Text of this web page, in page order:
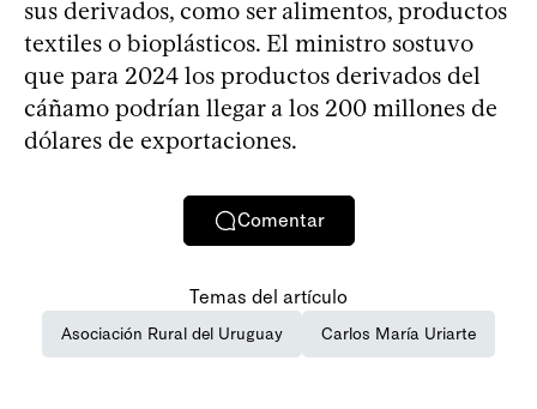
sus derivados, como ser alimentos, productos
textiles o bioplásticos. El ministro sostuvo
que para 2024 los productos derivados del
cáñamo podrían llegar a los 200 millones de
dólares de exportaciones.
Comentar
Temas del artículo
Asociación Rural del Uruguay Carlos María Uriarte